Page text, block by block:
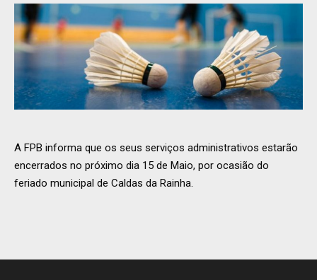
A FPB informa que os seus serviços administrativos estarão
encerrados no próximo dia 15 de Maio, por ocasião do
feriado municipal de Caldas da Rainha.